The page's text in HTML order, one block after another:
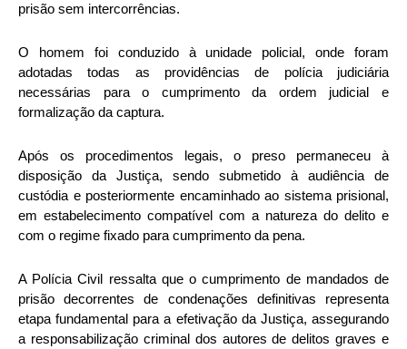
prisão sem intercorrências.
O homem foi conduzido à unidade policial, onde foram
adotadas todas as providências de polícia judiciária
necessárias para o cumprimento da ordem judicial e
formalização da captura.
Após os procedimentos legais, o preso permaneceu à
disposição da Justiça, sendo submetido à audiência de
custódia e posteriormente encaminhado ao sistema prisional,
em estabelecimento compatível com a natureza do delito e
com o regime fixado para cumprimento da pena.
A Polícia Civil ressalta que o cumprimento de mandados de
prisão decorrentes de condenações definitivas representa
etapa fundamental para a efetivação da Justiça, assegurando
a responsabilização criminal dos autores de delitos graves e